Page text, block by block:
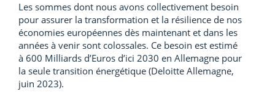
Les sommes dont nous avons collectivement besoin
pour assurer la transformation et la résilience de nos
économies européennes dès maintenant et dans les
années à venir sont colossales. Ce besoin est estimé
à 600 Milliards d’Euros d’ici 2030 en Allemagne pour
la seule transition énergétique (Deloitte Allemagne,
juin 2023).